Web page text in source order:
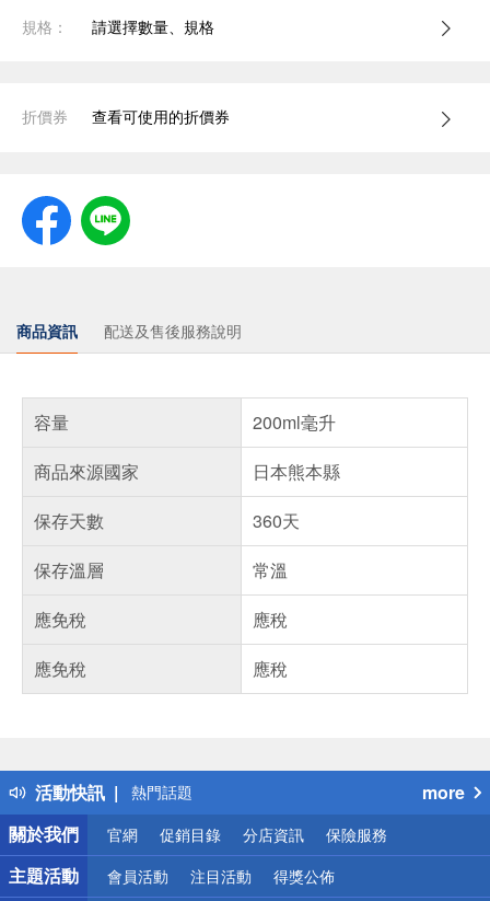
規格： 請選擇數量、規格
折價券 查看可使用的折價券
商品資訊 配送及售後服務說明
容量
200ml毫升
商品來源國家
日本熊本縣
保存天數
360天
保存溫層
常溫
應免稅
應稅
應免稅
應稅
活動快訊
得獎公告
熱門話題
銀行優惠
偏遠地區配送
詐騙網頁！請小心！
more
關於我們
官網 促銷目錄 分店資訊 保險服務
主題活動 會員活動 注目活動 得獎公佈